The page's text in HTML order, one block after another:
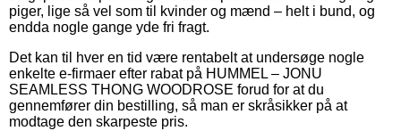
piger, lige så vel som til kvinder og mænd – helt i bund, og
endda nogle gange yde fri fragt.
Det kan til hver en tid være rentabelt at undersøge nogle
enkelte e-firmaer efter rabat på HUMMEL – JONU
SEAMLESS THONG WOODROSE forud for at du
gennemfører din bestilling, så man er skråsikker på at
modtage den skarpeste pris.